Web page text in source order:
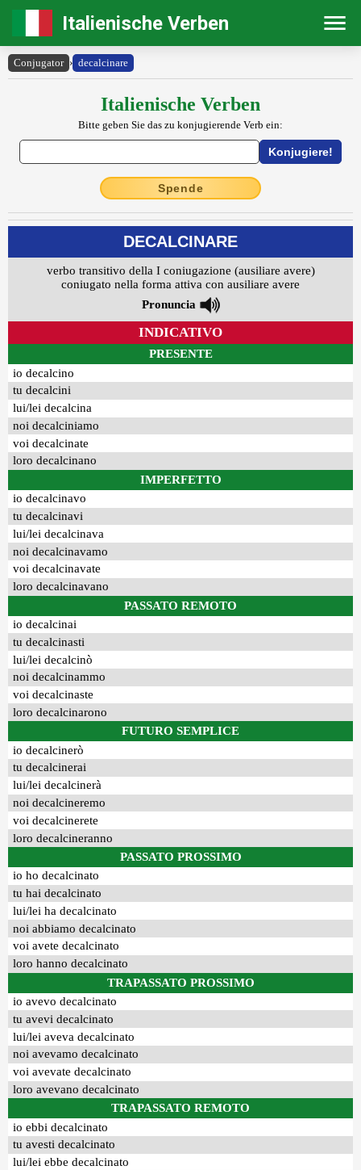
Italienische Verben
Conjugator › decalcinare
Italienische Verben
Bitte geben Sie das zu konjugierende Verb ein:
Spende
DECALCINARE
verbo transitivo della I coniugazione (ausiliare avere)
coniugato nella forma attiva con ausiliare avere
Pronuncia
INDICATIVO
PRESENTE
io decalcino
tu decalcini
lui/lei decalcina
noi decalciniamo
voi decalcinate
loro decalcinano
IMPERFETTO
io decalcinavo
tu decalcinavi
lui/lei decalcinava
noi decalcinavamo
voi decalcinavate
loro decalcinavano
PASSATO REMOTO
io decalcinai
tu decalcinasti
lui/lei decalcinò
noi decalcinammo
voi decalcinaste
loro decalcinarono
FUTURO SEMPLICE
io decalcinerò
tu decalcinerai
lui/lei decalcinerà
noi decalcineremo
voi decalcinerete
loro decalcineranno
PASSATO PROSSIMO
io ho decalcinato
tu hai decalcinato
lui/lei ha decalcinato
noi abbiamo decalcinato
voi avete decalcinato
loro hanno decalcinato
TRAPASSATO PROSSIMO
io avevo decalcinato
tu avevi decalcinato
lui/lei aveva decalcinato
noi avevamo decalcinato
voi avevate decalcinato
loro avevano decalcinato
TRAPASSATO REMOTO
io ebbi decalcinato
tu avesti decalcinato
lui/lei ebbe decalcinato